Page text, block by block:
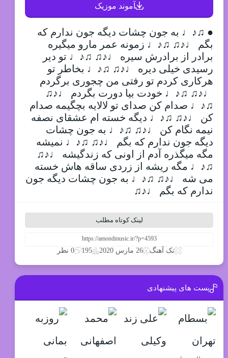
آموند موزیک
● ♫♪♩ به جون چشات دیگه جون ندارم که
بگم ♩♪♫ ♫♪♩ زمونه عمر مارو میگیره
برادر از برادرش سیره ♩♪♫ ♫♪♩ تو دیر
رسیدی خیلی دیره ♩♪♫ ♫♪♩ بخاطر تو
هرکاری کردم تو رفتی من چجوری برگردم
♩♪♫ ♫♪♩ خودت بیا دورت بگردم ♩♪♫
♫♪♩ صدام کن صدای تو لالایه بچگیمه صدام
کن ♩♪♫ ♫♪♩ دیگه خسته ام عشقای نصفه
نیمه نگام کن ♩♪♫ ♫♪♩ به جون چشات
دیگه جون ندارم که بگم ♩♪♫ ♫♪♩ نمیشه
مگه میگذره آدم از اونی که زندگیشه ♩♪♫
♫♪♩ مگه ریشه از زردی ساقه هاش خسته
می شه ♩♪♫ ♫♪♩ به جون چشات دیگه جون
ندارم که بگم ♩♪♫
لینک کوتاه مطلب
تک آهنگ 26 مارس 2020 195 0 نظر
پست های پیشنهادی